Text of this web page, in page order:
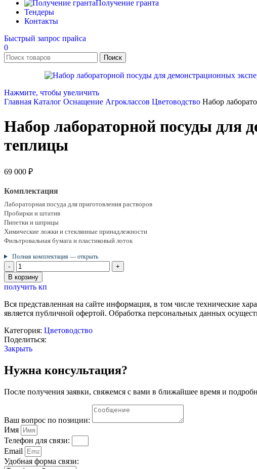
Получение гранта
Тендеры
Контакты
Быстрый запрос прайса
0
Поиск
Нажмите, чтобы увеличить
Главная Каталог Оснащение Агроклассов Цветоводство Набор
Набор лабораторной посуды для
теплицы
69 000 ₽
Комплектация
Лабораторная посуда для приготовления растворов
Пробирки и штатив
Пипетки и шприцы
Химические ложки и стеклянные принадлежности
Фильтровальная бумага и пластиковый лоток
Полная комплектация — открыть
Количество
товара
Набор
лабораторной
посуды
для
демонстрационных
экспериментов
в
лаборатории-
В корзину
получить кп
Вся представленная на сайте информация, в том числе технические
является публичной офертой. Обработка персональных данных
Категория: Цветоводство
Поделиться:
Закрыть
Нужна консультация?
После получения заявки, свяжемся с вами в ближайшее время и
Ваш вопрос по позиции:
Имя
Телефон для связи:
Email
Удобная форма связи: